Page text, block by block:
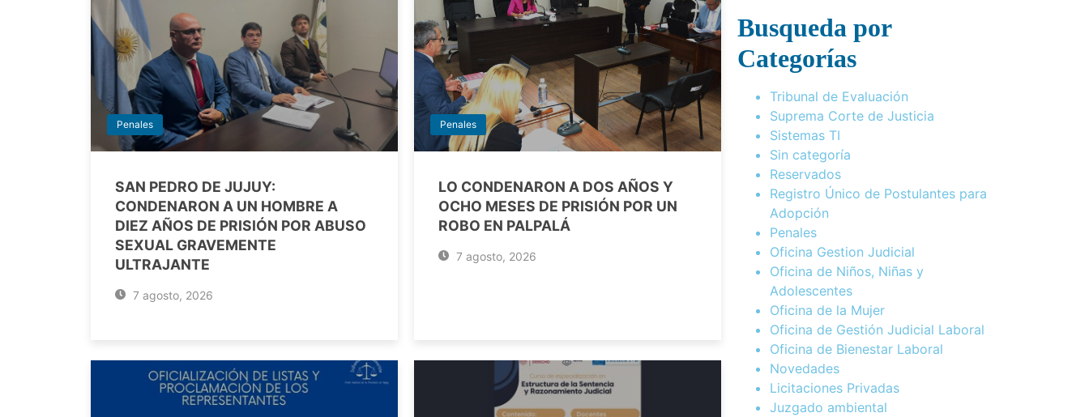
Penales
SAN PEDRO DE JUJUY:
CONDENARON A UN HOMBRE A
DIEZ AÑOS DE PRISIÓN POR ABUSO
SEXUAL GRAVEMENTE
ULTRAJANTE
7 agosto, 2026
Penales
LO CONDENARON A DOS AÑOS Y
OCHO MESES DE PRISIÓN POR UN
ROBO EN PALPALÁ
7 agosto, 2026
Busqueda por
Categorías
Tribunal de Evaluación
Suprema Corte de Justicia
Sistemas TI
Sin categoría
Reservados
Registro Único de Postulantes para
Adopción
Penales
Oficina Gestion Judicial
Oficina de Niños, Niñas y
Adolescentes
Oficina de la Mujer
Oficina de Gestión Judicial Laboral
Oficina de Bienestar Laboral
Novedades
Licitaciones Privadas
Juzgado ambiental